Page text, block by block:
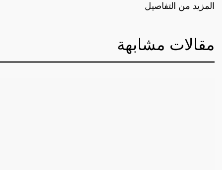
المزيد من التفاصيل
مقالات مشابهة